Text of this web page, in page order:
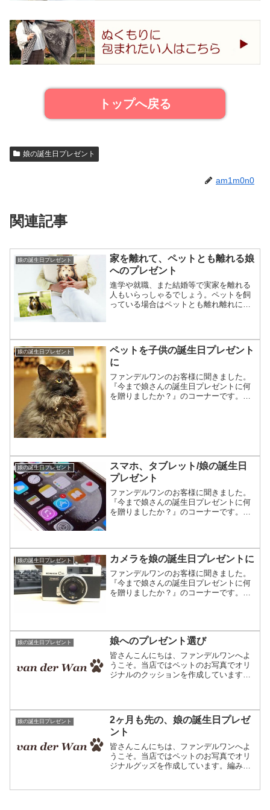
トップへ戻る
娘の誕生日プレゼント
am1m0n0
関連記事
娘の誕生日プレゼント
家を離れて、ペットとも離れる娘
へのプレゼント
進学や就職、また結婚等で実家を離れる
人もいらっしゃるでしょう。ペットを飼
っている場合はペットとも離れ離れにな
ットの写真で作るオリジナ...
娘の誕生日プレゼント
ペットを子供の誕生日プレゼント
に
ファンデルワンのお客様に聞きました。
『今まで娘さんの誕生日プレゼントに何
を贈りましたか？』のコーナーです。フ
娘の誕生日プレゼント
スマホ、タブレット/娘の誕生日
プレゼント
ファンデルワンのお客様に聞きました。
『今まで娘さんの誕生日プレゼントに何
を贈りましたか？』のコーナーです。フ
客様へ、今までどんなお祝...
娘の誕生日プレゼント カメラを娘の誕生日プレゼントに
ファンデルワンのお客様に聞きました。
『今まで娘さんの誕生日プレゼントに何
を贈りましたか？』のコーナーです。当
たと言うお客様へ、今まで...
娘の誕生日プレゼント 娘へのプレゼント選び
皆さんこんにちは、ファンデルワンへよ
うこそ。当店ではペットのお写真でオリ
ジナルのクッションを作成しています。
る年頃です（笑）子供の...
娘の誕生日プレゼント
2ヶ月も先の、娘の誕生日プレゼ
ント
皆さんこんにちは、ファンデルワンへよ
うこそ。当店ではペットのお写真でオリ
ジナルグッズを作成しています。編み物